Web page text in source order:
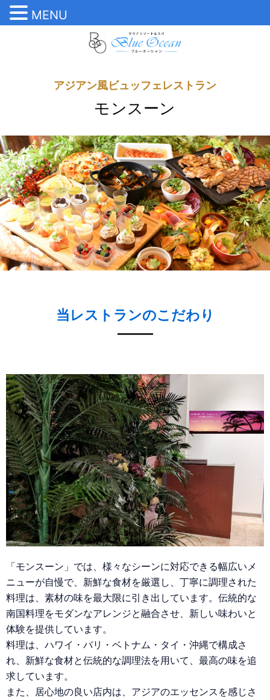
アジアン風ビュッフェレストラン
モンスーン
当レストランのこだわり
「モンスーン」では、様々なシーンに対応できる幅広いメ
ニューが自慢で、新鮮な食材を厳選し、丁寧に調理された
料理は、素材の味を最大限に引き出しています。伝統的な
南国料理をモダンなアレンジと融合させ、新しい味わいと
体験を提供しています。
料理は、ハワイ・バリ・ベトナム・タイ・沖縄で構成さ
れ、新鮮な食材と伝統的な調理法を用いて、最高の味を追
求しています。
また、居心地の良い店内は、アジアのエッセンスを感じさ
MENU